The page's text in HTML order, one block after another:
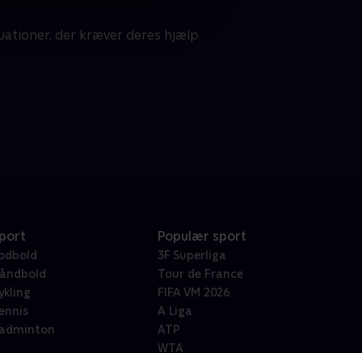
der kræver deres hjælp.
Populær sport
3F Superliga
Tour de France
FIFA VM 2026
A Liga
ATP
WTA